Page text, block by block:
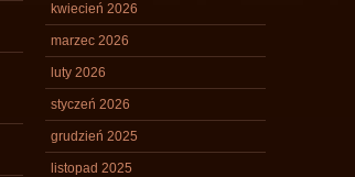
kwiecień 2026
marzec 2026
luty 2026
styczeń 2026
grudzień 2025
listopad 2025